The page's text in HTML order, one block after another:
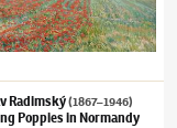
Radimský(1867–1946)
Poppies in Normandy